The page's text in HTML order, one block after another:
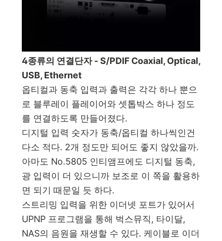
4종류의 연결단자 - S/PDIF Coaxial, Optical,
USB, Ethernet
옵티컬과 동축 입력과 출력은 각각 하나 뿐으
로 블루레이 플레이어와 셋톱박스 하나 정도
를 연결하도록 만들어졌다.
디지털 입력 숫자가 동축/옵티컬 하나씩인건
다소 적다. 2개 정도만 되어도 좋지 않았을까.
아마도 No.5805 인티앰프에도 디지털 동축,
광 입력이 더 있으니까 보조로 이 쪽을 활용하
면 되기 때문일 듯 하다.
스트리밍 입력을 위한 이더넷 포트가 있어서
UPNP 프로그램을 통해 벅스뮤직, 타이달,
NAS의 음원을 재생할 수 있다. 케이블로 이더